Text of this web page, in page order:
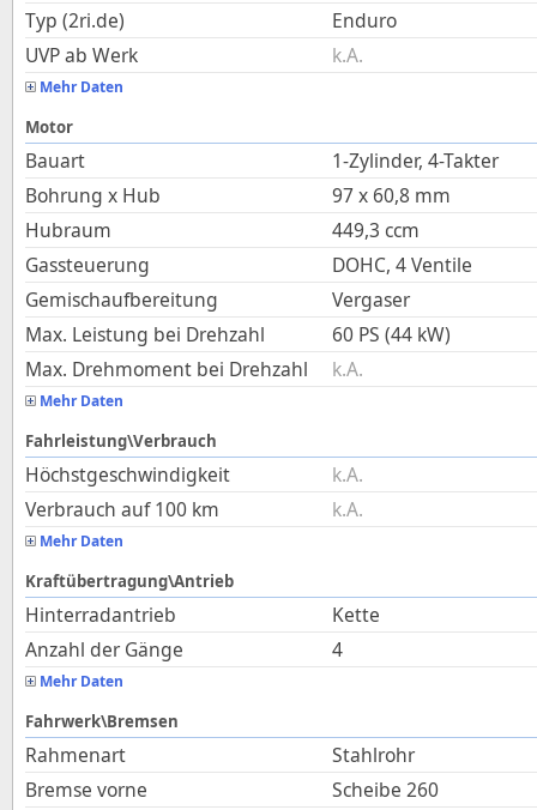
Typ (2ri.de)
Enduro
UVP ab Werk
k.A.
Mehr Daten
Motor
Bauart
1-Zylinder, 4-Takter
Bohrung x Hub
97x 60,8 mm
Hubraum
449,3 ccm
Gassteuerung
DOHC, 4 Ventile
Gemischaufbereitung
Vergaser
Max. Leistung bei Drehzahl
60 PS (44 kW)
Max. Drehmoment bei Drehzahl
k.A.
Mehr Daten
Fahrleistung\Verbrauch
Höchstgeschwindigkeit
k.A.
Verbrauch auf 100 km
k.A.
Mehr Daten
Kraftübertragung\Antrieb
Hinterradantrieb
Kette
Anzahl der Gänge
4
Mehr Daten
Fahrwerk\Bremsen
Rahmenart
Stahlrohr
Bremse vorne
Scheibe 260